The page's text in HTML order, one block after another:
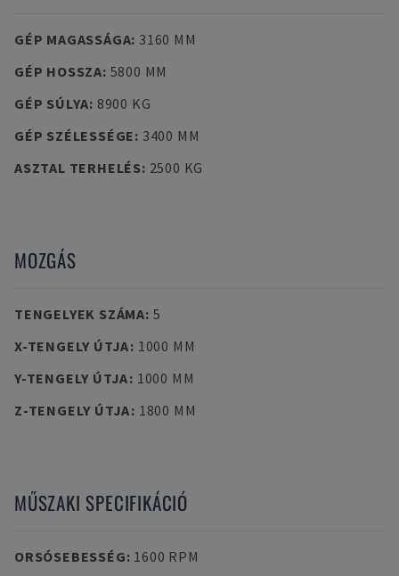
GÉP MAGASSÁGA: 3160 MM
GÉP HOSSZA: 5800 MM
GÉP SÚLYA: 8900 KG
GÉP SZÉLESSÉGE: 3400 MM
ASZTAL TERHELÉS: 2500 KG
MOZGÁS
TENGELYEK SZÁMA: 5
X-TENGELY ÚTJA: 1000 MM
Y-TENGELY ÚTJA: 1000 MM
Z-TENGELY ÚTJA: 1800 MM
MŰSZAKI SPECIFIKÁCIÓ
ORSÓSEBESSÉG: 1600 RPM